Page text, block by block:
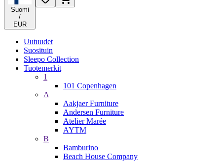
Suomi
/
EUR
Uutuudet
Suosituin
Sleepo Collection
Tuotemerkit
1
101 Copenhagen
A
Aakjaer Furniture
Andersen Furniture
Atelier Marée
AYTM
B
Bamburino
Beach House Company